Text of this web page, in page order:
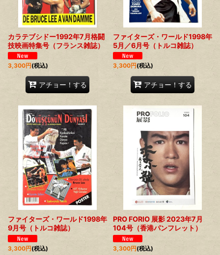
カラテブシドー1992年7月格闘
技映画特集号（フランス雑誌）
3,300円(税込)
アチョー！する
ファイターズ・ワールド1998年
5月／6月号（トルコ雑誌）
3,300円(税込)
アチョー！する
ファイターズ・ワールド1998年
9月号（トルコ雑誌）
3,300円(税込)
PRO FORIO 展影 2023年7月
104号（香港パンフレット）
3,300円(税込)